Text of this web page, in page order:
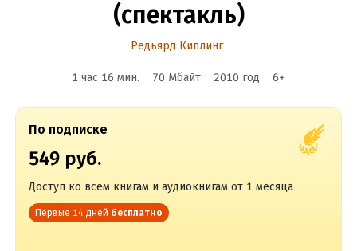
(спектакль)
Редьярд Киплинг
1 час 16 мин. 70 Мбайт 2010 год 6+
По подписке
549 руб.
Доступ ко всем книгам и аудиокнигам от 1 месяца
Первые 14 дней бесплатно